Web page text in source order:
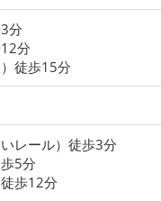
分
分
徒歩15分
レール）徒歩3分
5分
歩12分